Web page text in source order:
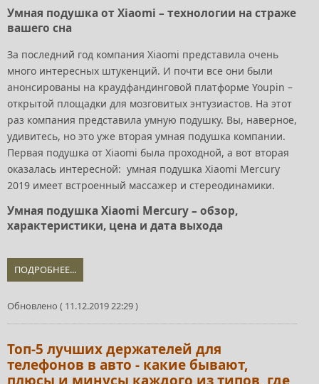
Умная подушка от Xiaomi – технологии на страже
вашего сна
За последний год компания Xiaomi представила очень
много интересных штукенций. И почти все они были
анонсированы на краудфандинговой платформе Youpin –
открытой площадки для мозговитых энтузиастов. На этот
раз компания представила умную подушку. Вы, наверное,
удивитесь, но это уже вторая умная подушка компании.
Первая подушка от Xiaomi была проходной, а вот вторая
оказалась интересной: умная подушка Xiaomi Mercury
2019 имеет встроенный массажер и стереодинамики.
Умная подушка Xiaomi Mercury – обзор,
характеристики, цена и дата выхода
ПОДРОБНЕЕ...
Обновлено ( 11.12.2019 22:29 )
Топ-5 лучших держателей для
телефонов в авто - какие бывают,
плюсы и минусы каждого из типов, где